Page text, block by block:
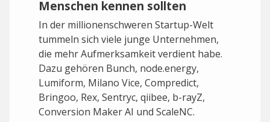
Menschen kennen sollten
In der millionenschweren Startup-Welt
tummeln sich viele junge Unternehmen,
die mehr Aufmerksamkeit verdient habe.
Dazu gehören Bunch, node.energy,
Lumiform, Milano Vice, Compredict,
Bringoo, Rex, Sentryc, qiibee, b-rayZ,
Conversion Maker AI und ScaleNC.